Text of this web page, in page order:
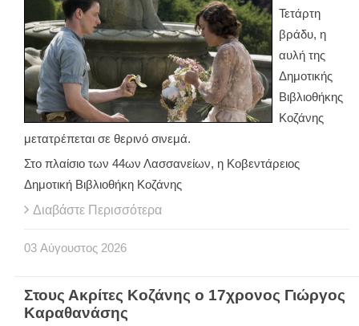
Τετάρτη
βράδυ, η
αυλή της
Δημοτικής
Βιβλιοθήκης
Κοζάνης
μετατρέπεται σε θερινό σινεμά.
Στο πλαίσιο των 44ων Λασσανείων, η Κοβεντάρειος
Δημοτική Βιβλιοθήκη Κοζάνης
Διαβάστε Περισσότερα
03 Αύγουστος 2026
Στους Ακρίτες Κοζάνης ο 17χρονος Γιώργος
Καραθανάσης